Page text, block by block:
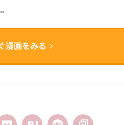
漫画をみる